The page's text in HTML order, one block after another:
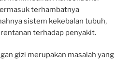
terhambatnya
sistem kekebalan tubuh,
terhadap penyakit.
gizi merupakan masalah yang